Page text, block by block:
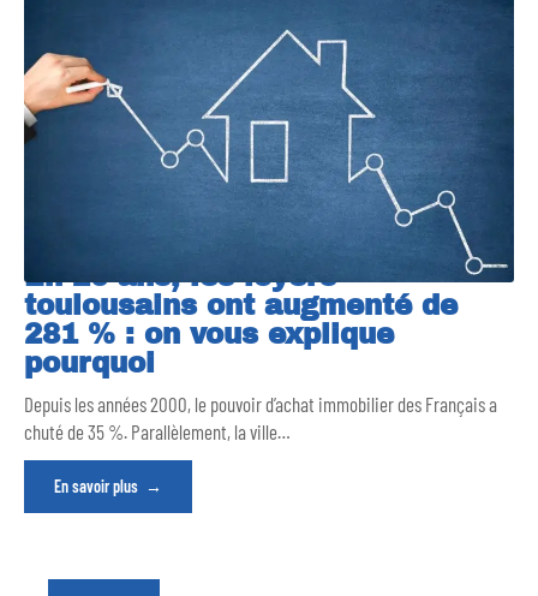
En 20 ans, les loyers
toulousains ont augmenté de
281 % : on vous explique
pourquoi
Depuis les années 2000, le pouvoir d’achat immobilier des Français a
chuté de 35 %. Parallèlement, la ville…
En savoir plus